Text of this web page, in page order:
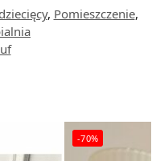
, Pomieszczenie,
-70%